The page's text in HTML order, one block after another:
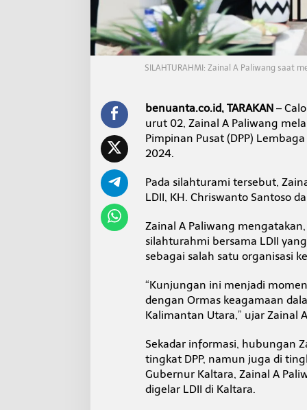
n
g
a
n
Z
a
a
l
P
a
a
n
D
i
a
b
u
t
n
g
a
t
SILAHTURAHMI: Zainal A Paliwang saat
benuanta.co.id, TARAKAN–
urut 02, Zainal A Paliwang
Pimpinan Pusat (DPP)
2024.
Pada silahturami tersebut,
LDII, KH. Chriswanto Santoso
Zainal A Paliwang
silahturahmi bersama LDII
sebagai salah satu organisasi
“Kunjungan ini menjadi
dengan Ormas keagamaan
Kalimantan Utara,” ujar Zainal
Sekadar informasi, hubungan
tingkat DPP, namun juga di
Gubernur Kaltara, Zainal A
digelar LDII di Kaltara.